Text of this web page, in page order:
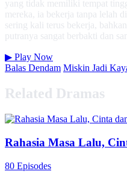
yang tidak memiliki tempat
mereka, ia bekerja tanpa lelah
sering kali terus bekerja,
putranya sangat berbakti dan
▶ Play Now
Balas Dendam Miskin Jadi
Related Dramas
Rahasia Masa Lalu,
80 Episodes